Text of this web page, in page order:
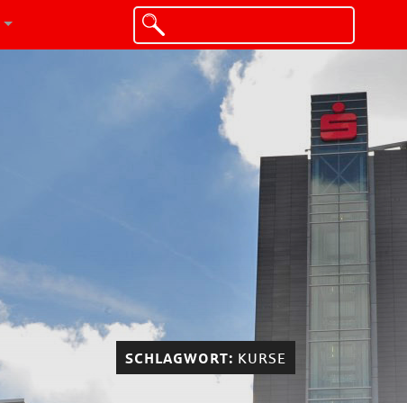
SCHLAGWORT: KURSE